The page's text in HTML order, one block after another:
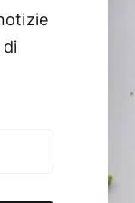
di